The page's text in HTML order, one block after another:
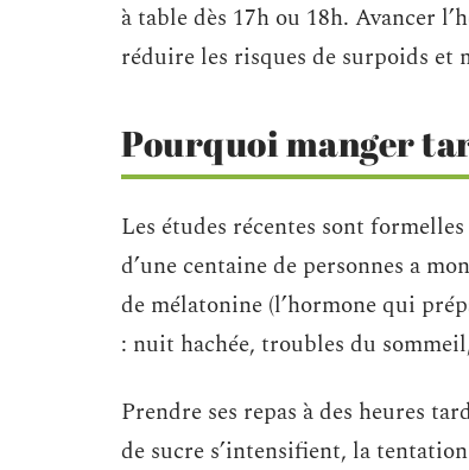
à table dès 17h ou 18h. Avancer
réduire les risques de surpoids et
Pourquoi manger
Les études récentes sont
d’une centaine de personnes a
de mélatonine (l’hormone qui
: nuit hachée, troubles du
Prendre ses repas à des heures
de sucre s’intensifient, la